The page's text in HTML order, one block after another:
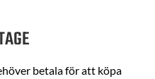
betala för att köpa